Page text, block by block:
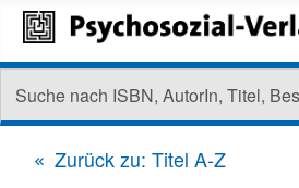
Zurück zu: Titel A-Z